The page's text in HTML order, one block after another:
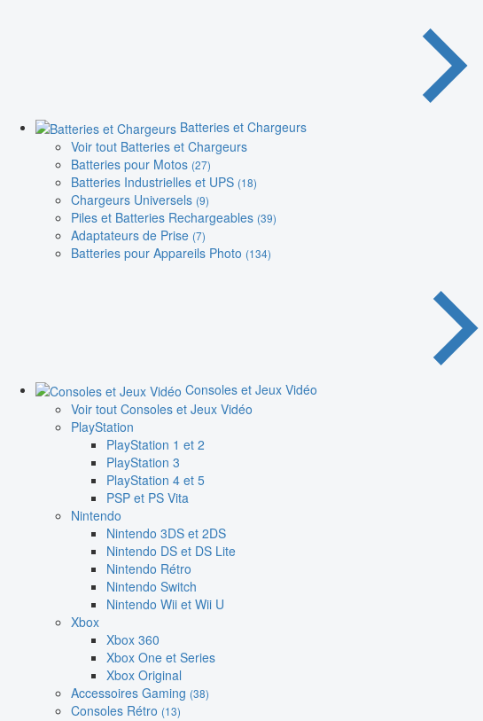
Batteries et Chargeurs
Voir tout Batteries et Chargeurs
Batteries pour Motos (27)
Batteries Industrielles et UPS (18)
Chargeurs Universels (9)
Piles et Batteries Rechargeables (39)
Adaptateurs de Prise (7)
Batteries pour Appareils Photo (134)
Consoles et Jeux Vidéo
Voir tout Consoles et Jeux Vidéo
PlayStation
PlayStation 1 et 2
PlayStation 3
PlayStation 4 et 5
PSP et PS Vita
Nintendo
Nintendo 3DS et 2DS
Nintendo DS et DS Lite
Nintendo Rétro
Nintendo Switch
Nintendo Wii et Wii U
Xbox
Xbox 360
Xbox One et Series
Xbox Original
Accessoires Gaming (38)
Consoles Rétro (13)